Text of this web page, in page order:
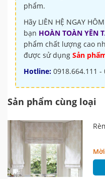
phẩm.
Hãy LIÊN HỆ NGAY
bạn HOÀN TOÀN YÊN
phẩm chất lượng cao
được sử dụng Sản
Hotline: 0918.664.111 -
Sản phẩm cùng loại